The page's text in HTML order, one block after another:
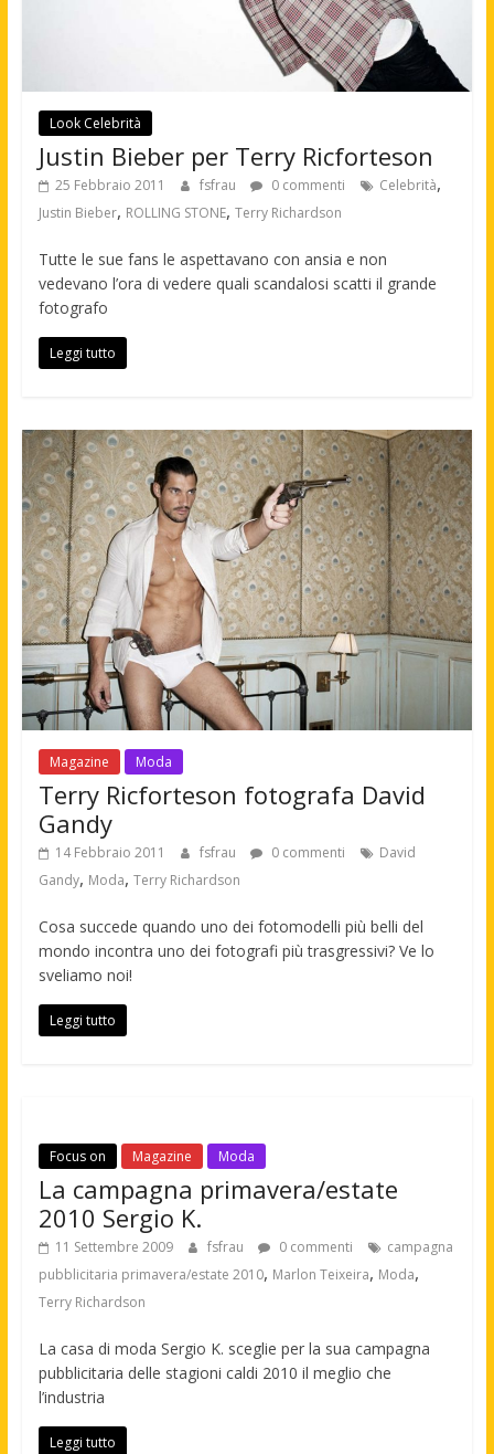
Look Celebrità
Justin Bieber per Terry Ricforteson
25 Febbraio 2011 fsfrau 0 commenti Celebrità,
Justin Bieber, ROLLING STONE, Terry Richardson
Tutte le sue fans le aspettavano con ansia e non
vedevano l’ora di vedere quali scandalosi scatti il grande
fotografo
Leggi tutto
Magazine Moda
Terry Ricforteson fotografa David
Gandy
14 Febbraio 2011 fsfrau 0 commenti
David
Gandy, Moda, Terry Richardson
Cosa succede quando uno dei fotomodelli più belli del
mondo incontra uno dei fotografi più trasgressivi? Ve lo
sveliamo noi!
Leggi tutto
Focus on Magazine Moda
La campagna primavera/estate
2010 Sergio K.
11 Settembre 2009 fsfrau 0 commenti
campagna
pubblicitaria primavera/estate 2010, Marlon Teixeira, Moda,
Terry Richardson
La casa di moda Sergio K. sceglie per la sua campagna
pubblicitaria delle stagioni caldi 2010 il meglio che
l’industria
Leggi tutto